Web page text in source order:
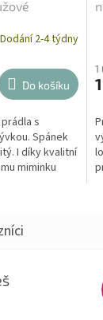
Dodání 2-4 týdny
Do košíku
s
Spánek
I díky kvalitní
miminku
1
je 1 z 5